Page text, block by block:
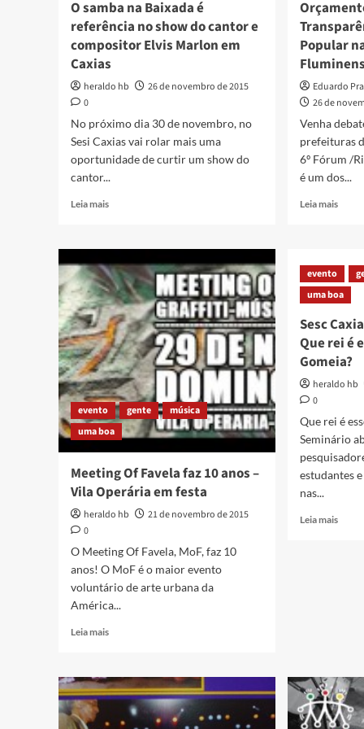
O samba na Baixada é
referência no show do cantor e
compositor Elvis Marlon em
Caxias
heraldo hb
26 de novembro de 2015
0
No próximo dia 30 de novembro, no
Sesi Caxias vai rolar mais uma
oportunidade de curtir um show do
cantor...
Leia maisRead
O
samba
na
Baixada
é
referência
no
show
do
cantor
e
compositor
Elvis
Caxias
Popular
Eduardo
26 de
Venha
prefeituras
6º Fórum /
é um dos...
Leia maisRead
e
na
evento gente
música
uma boa
Meeting Of Favela faz 10 anos –
Vila Operária em festa
heraldo hb
21 de novembro de 2015
0
O Meeting Of Favela, MoF, faz 10
anos! O MoF é o maior evento
voluntário de arte urbana da
América...
Leia maisRead
Meeting
Of
Favela
faz
evento
uma boa
Sesc
Que rei é
Gomeia?
heraldo hb
0
Que rei é
Seminário
estudantes
nas...
Leia maisRead
que
veio
da